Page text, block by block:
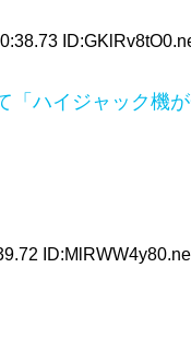
「ハイジャック機